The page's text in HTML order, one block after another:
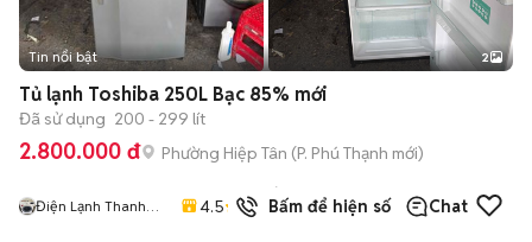
Tin nổi bật 2
Tủ lạnh Toshiba 250L Bạc 85% mới
Đã sử dụng 200 - 299 lít
2.800.000 đ Phường Hiệp Tân (P. Phú Thạnh mới)
Điện Lạnh Thanh
4.5
173
đã
bán
Bấm để hiện số Chat